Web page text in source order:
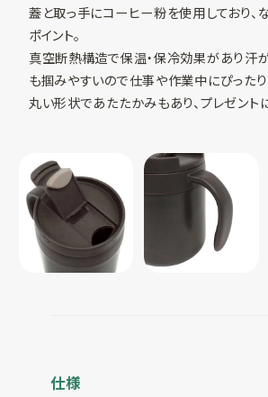
蓋と取っ手にコーヒー粉を使用しており、
ポイント。
真空断熱構造で保温・保冷効果があり汗が
も掴みやすいので仕事や作業中にぴったり
丸い形状であたたかみもあり、プレゼント
仕様